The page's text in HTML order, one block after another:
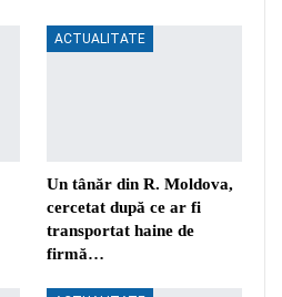
ACTUALITATE
Un tânăr din R. Moldova,
cercetat după ce ar fi
transportat haine de
firmă…